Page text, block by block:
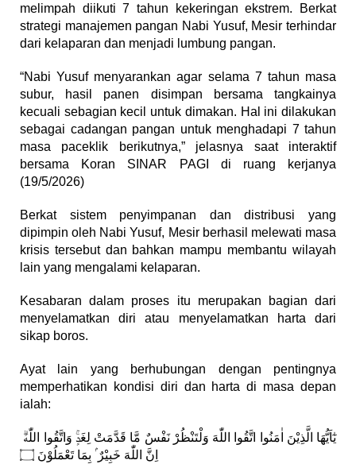
melimpah diikuti 7 tahun kekeringan ekstrem. Berkat
strategi manajemen pangan Nabi Yusuf, Mesir terhindar
dari kelaparan dan menjadi lumbung pangan.
“Nabi Yusuf menyarankan agar selama 7 tahun masa
subur, hasil panen disimpan bersama tangkainya
kecuali sebagian kecil untuk dimakan. Hal ini dilakukan
sebagai cadangan pangan untuk menghadapi 7 tahun
masa paceklik berikutnya,” jelasnya saat interaktif
bersama Koran SINAR PAGI di ruang kerjanya
(19/5/2026)
Berkat sistem penyimpanan dan distribusi yang
dipimpin oleh Nabi Yusuf, Mesir berhasil melewati masa
krisis tersebut dan bahkan mampu membantu wilayah
lain yang mengalami kelaparan.
Kesabaran dalam proses itu merupakan bagian dari
menyelamatkan diri atau menyelamatkan harta dari
sikap boros.
Ayat lain yang berhubungan dengan pentingnya
memperhatikan kondisi diri dan harta di masa depan
ialah:
اِنَّ اللّٰهَ خَبِيْرٌ ۢ بِمَا تَعْمَلُوْنَ ۝